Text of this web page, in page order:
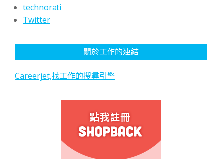
technorati
Twitter
關於工作的連結
Careerjet,找工作的搜尋引擎